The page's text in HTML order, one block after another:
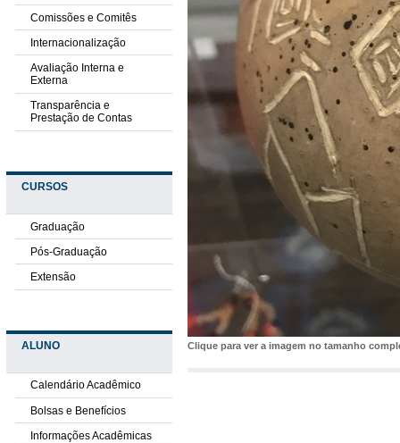
Comissões e Comitês
Internacionalização
Avaliação Interna e
Externa
Transparência e
Prestação de Contas
CURSOS
Graduação
Pós-Graduação
Extensão
ALUNO
Calendário Acadêmico
Bolsas e Benefícios
Informações Acadêmicas
Clique para ver a imagem no tamanho